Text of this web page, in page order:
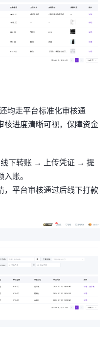
均走平台标准化审核通
核进度清晰可视，保障资金
下转账 → 上传凭证 → 提
账。
，平台审核通过后线下打款